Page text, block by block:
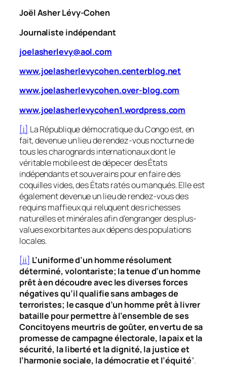
Joël Asher Lévy-Cohen
Journaliste indépendant
joelasherlevy@aol.com
www.joelasherlevycohen.centerblog.net
www.joelasherlevycohen.over-blog.com
www.joelasherlevycohen1.wordpress.com
[i] La République démocratique du Congo est, en
fait, devenue un lieu de rendez-vous nocturne de
tous les charognards internationaux dont le
véritable mobile est de dépecer des États
indépendants et souverains pour en faire des
coquilles vides, des États ratés ou manqués. Elle est
également devenue un lieu de rendez-vous des
requins maffieux qui reluquent des richesses
naturelles et minérales afin d’engranger des plus-
values exorbitantes aux dépens des populations
locales.
[ii] L’uniforme d’un homme résolument
déterminé, volontariste; la tenue d’un homme
prêt à en découdre avec les diverses forces
négatives qu’il qualifie sans ambages de
terroristes; le casque d’un homme prêt à livrer
bataille pour permettre à l’ensemble de ses
Concitoyens meurtris de goûter, en vertu de sa
promesse de campagne électorale, la paix et la
sécurité, la liberté et la dignité, la justice et
l’harmonie sociale, la démocratie et l’équité’’.